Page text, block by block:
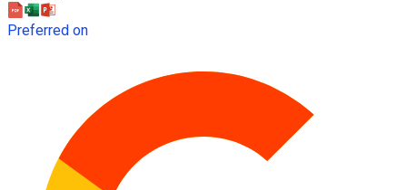
Preferred on